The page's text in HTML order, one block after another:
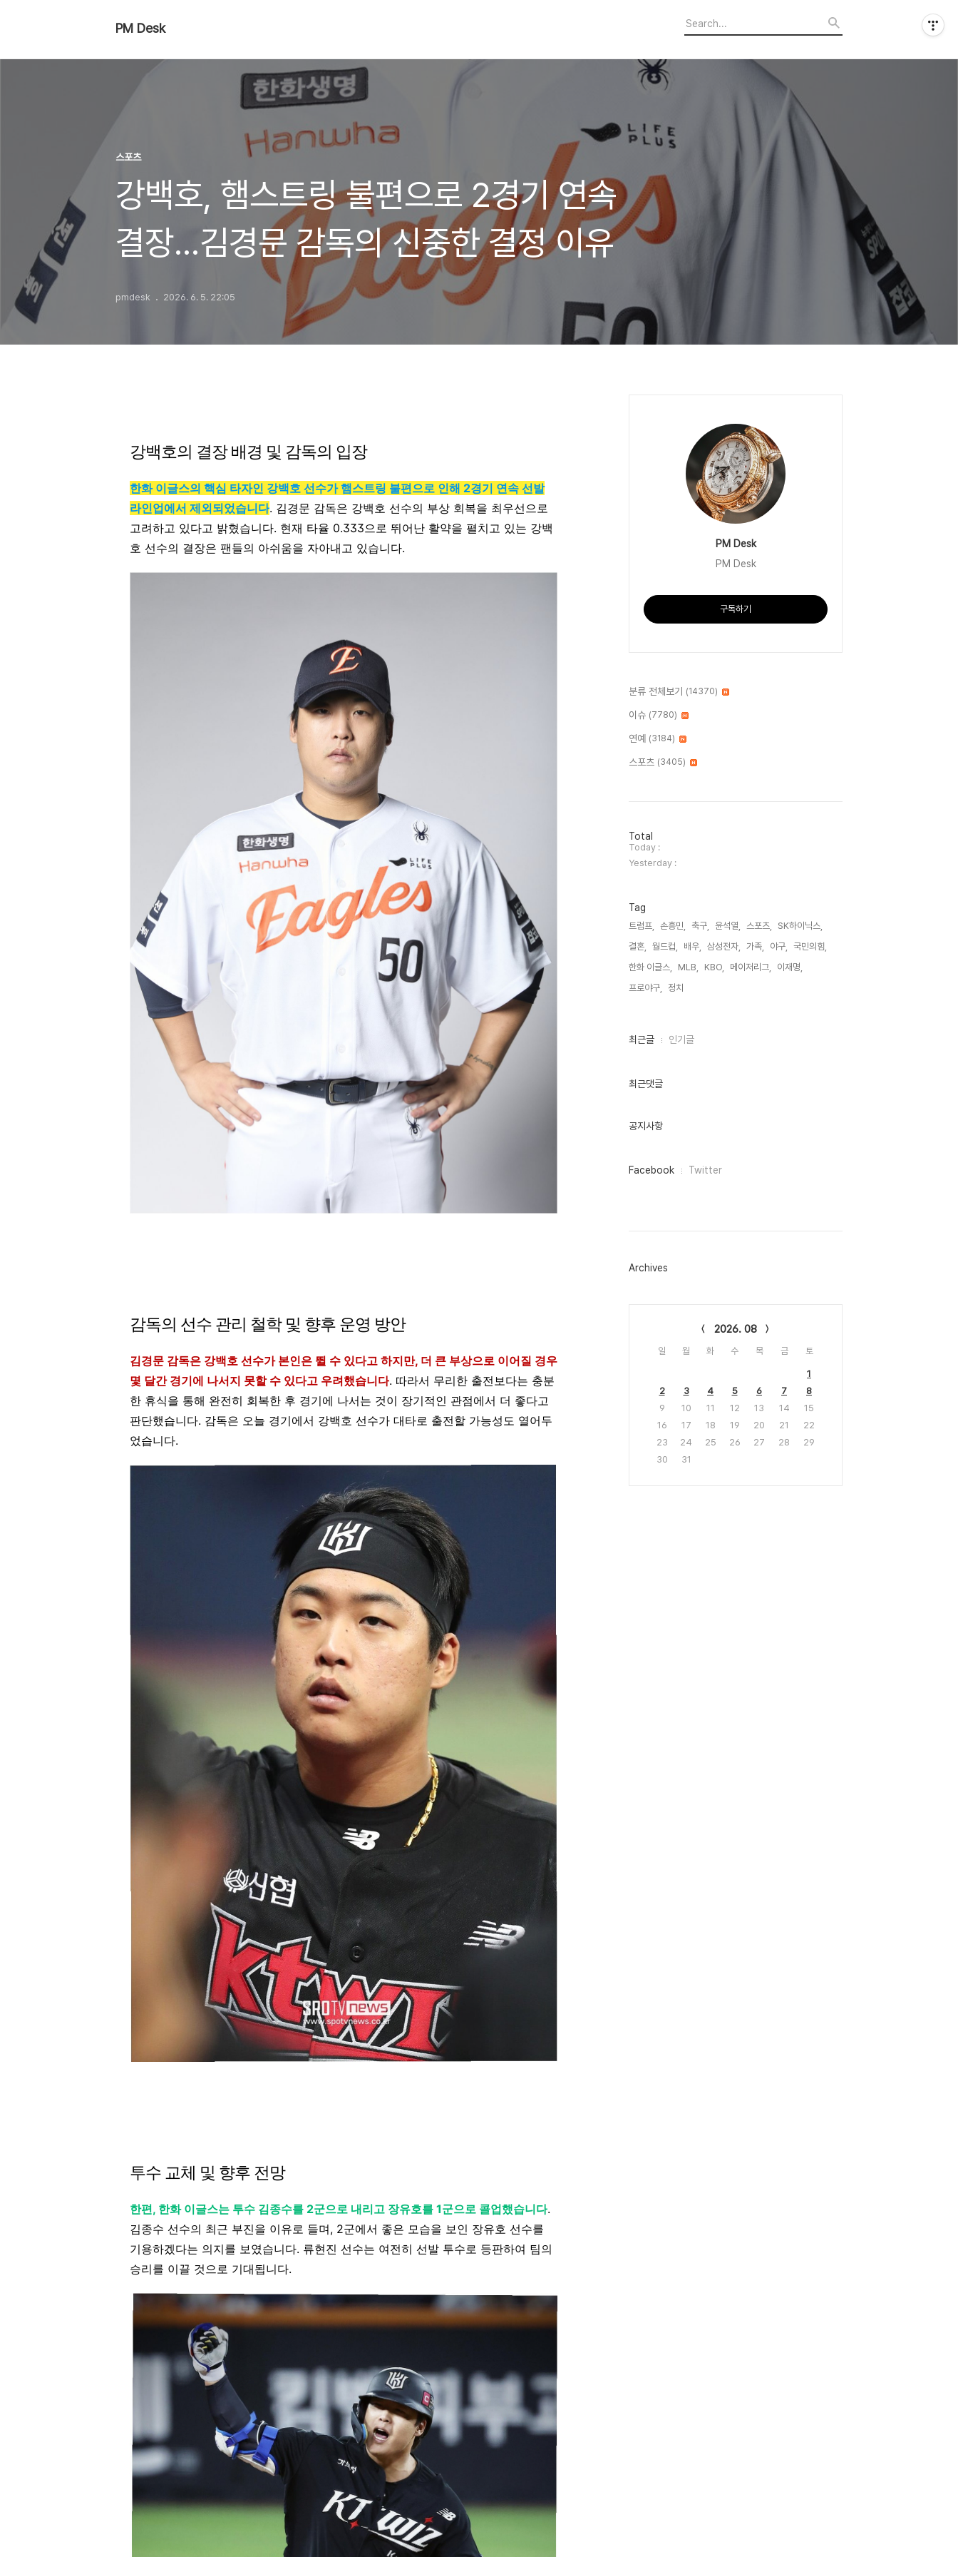
PM Desk
스포츠
강백호, 햄스트링 불편으로 2경기 연속
결장…김경문 감독의 신중한 결정 이유
pmdesk 2026. 6. 5. 22:05
강백호의 결장 배경 및 감독의 입장
한화 이글스의 핵심 타자인 강백호 선수가 햄스트링 불편으로 인해 2경기 연속 선발
라인업에서 제외되었습니다. 김경문 감독은 강백호 선수의 부상 회복을 최우선으로
고려하고 있다고 밝혔습니다. 현재 타율 0.333으로 뛰어난 활약을 펼치고 있는 강백
호 선수의 결장은 팬들의 아쉬움을 자아내고 있습니다.
감독의 선수 관리 철학 및 향후 운영 방안
김경문 감독은 강백호 선수가 본인은 뛸 수 있다고 하지만, 더 큰 부상으로 이어질 경우
몇 달간 경기에 나서지 못할 수 있다고 우려했습니다. 따라서 무리한 출전보다는 충분
한 휴식을 통해 완전히 회복한 후 경기에 나서는 것이 장기적인 관점에서 더 좋다고
판단했습니다. 감독은 오늘 경기에서 강백호 선수가 대타로 출전할 가능성도 열어두
었습니다.
투수 교체 및 향후 전망
한편, 한화 이글스는 투수 김종수를 2군으로 내리고 장유호를 1군으로 콜업했습니다.
김종수 선수의 최근 부진을 이유로 들며, 2군에서 좋은 모습을 보인 장유호 선수를
기용하겠다는 의지를 보였습니다. 류현진 선수는 여전히 선발 투수로 등판하여 팀의
승리를 이끌 것으로 기대됩니다.
PM Desk
PM Desk
구독하기
분류 전체보기 (14370)
이슈 (7780)
연예 (3184)
스포츠 (3405)
방
문
자
수
Total
Today :
Yesterday :
Tag
트럼프, 손흥민, 축구, 윤석열, 스포츠,
SK하이닉스,
결혼,
월드컵, 배우, 삼성전자, 가족, 야구,
국민의힘,
한화 이글스,
MLB, KBO, 메이저리그,
이재명,
프로야구,
정치,
최
인
최근글 인기글
최근댓글
공지사항
페
그
Facebook Twitter
Archives
2026. 08
일 월 화 수 목 금 토
1
2
3 4 5 6 7
8
9
10 11 12 13 14
15
16
17 18 19 20 21
22
23
24 25 26 27 28
29
30
31